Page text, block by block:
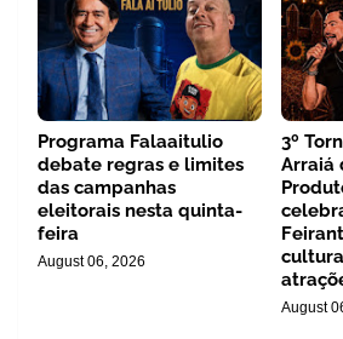
Programa Falaaitulio
debate regras e limites
das campanhas
eleitorais nesta quinta-
feira
August 06, 2026
3º
Arraiá
August